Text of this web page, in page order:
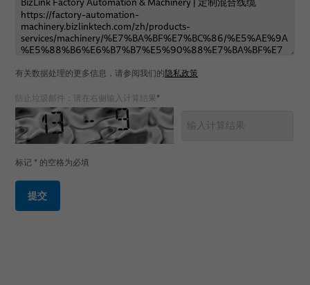
有关数据处理的更多信息，请参阅我们的隐私政策
防止垃圾邮件：请在右侧输入计算结果*
标记 * 的空格为必填
提交